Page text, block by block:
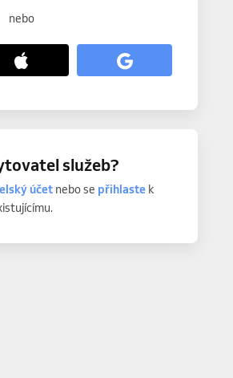
nebo
služeb?
účetnebo se přihlastek